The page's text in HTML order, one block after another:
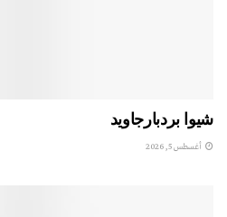
شيوا بردبارجاويد
أغسطس 5, 2026